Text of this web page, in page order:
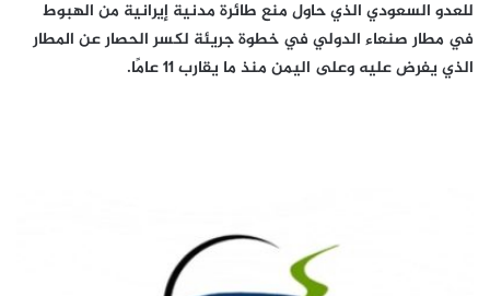
للعدو السعودي الذي حاول منع طائرة مدنية إيرانية من الهبوط
في مطار صنعاء الدولي في خطوة جريئة لكسر الحصار عن المطار
الذي يفرض عليه وعلى اليمن منذ ما يقارب 11 عامًا.